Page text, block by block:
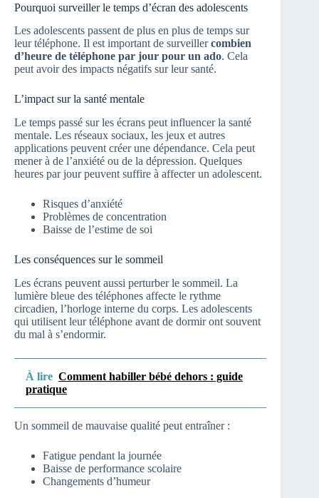
Pourquoi surveiller le temps d’écran des adolescents
Les adolescents passent de plus en plus de temps sur
leur téléphone. Il est important de surveillercombien
d’heure de téléphone par jour pour un ado. Cela
peut avoir des impacts négatifs sur leur santé.
L’impact sur la santé mentale
Le temps passé sur les écrans peut influencer la santé
mentale. Les réseaux sociaux, les jeux et autres
applications peuvent créer une dépendance. Cela peut
mener à de l’anxiété ou de la dépression. Quelques
heures par jour peuvent suffire à affecter un adolescent.
Risques d’anxiété
Problèmes de concentration
Baisse de l’estime de soi
Les conséquences sur le sommeil
Les écrans peuvent aussi perturber le sommeil. La
lumière bleue des téléphones affecte le rythme
circadien, l’horloge interne du corps. Les adolescents
qui utilisent leur téléphone avant de dormir ont souvent
du mal à s’endormir.
À lire Comment habiller bébé dehors : guide
pratique
Un sommeil de mauvaise qualité peut entraîner :
Fatigue pendant la journée
Baisse de performance scolaire
Changements d’humeur